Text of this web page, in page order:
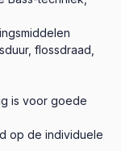
flossdraad,
is voor goede
op de individuele